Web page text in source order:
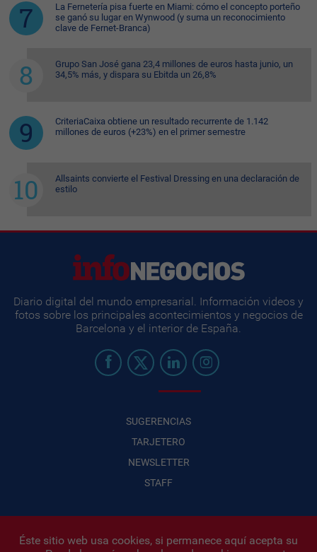
La Fernetería pisa fuerte en Miami: cómo el concepto porteño
se ganó su lugar en Wynwood (y suma un reconocimiento
clave de Fernet-Branca)
Grupo San José gana 23,4 millones de euros hasta junio, un
34,5% más, y dispara su Ebitda un 26,8%
CriteriaCaixa obtiene un resultado recurrente de 1.142
millones de euros (+23%) en el primer semestre
Allsaints convierte el Festival Dressing en una declaración de
estilo
Diario digital del mundo empresarial. Información videos y
fotos sobre los principales acontecimientos y negocios de
Barcelona y el interior de España.
SUGERENCIAS
TARJETERO
NEWSLETTER
STAFF
Éste sitio web usa cookies, si permanece aquí acepta su